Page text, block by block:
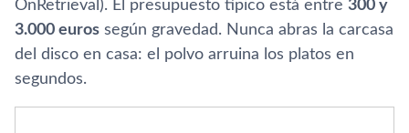
OnRetrieval). El presupuesto típico está entre 300 y
3.000 euros según gravedad. Nunca abras la carcasa
del disco en casa: el polvo arruina los platos en
segundos.